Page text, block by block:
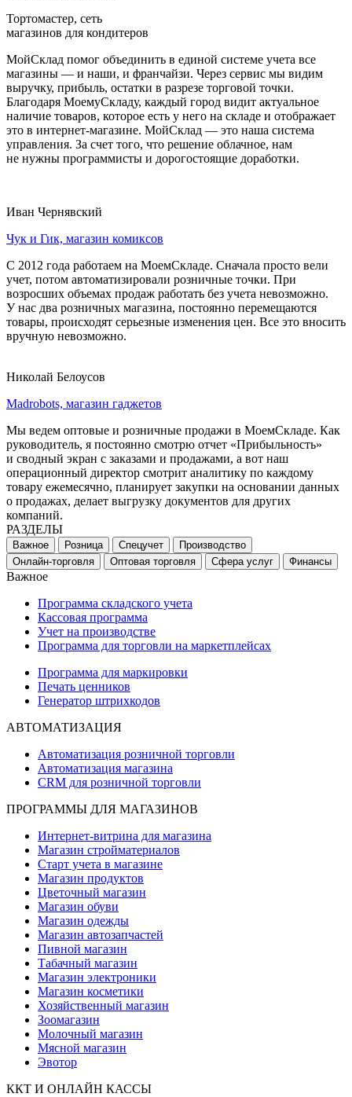
Тортомастер, сеть
магазинов для кондитеров
МойСклад помог объединить в единой системе учета все
магазины — и наши, и франчайзи. Через сервис мы видим
выручку, прибыль, остатки в разрезе торговой точки.
Благодаря МоемуСкладу, каждый город видит актуальное
наличие товаров, которое есть у него на складе и отображает
это в интернет-магазине. МойСклад — это наша система
управления. За счет того, что решение облачное, нам
не нужны программисты и дорогостоящие доработки.
Иван Чернявский
Чук и Гик, магазин комиксов
С 2012 года работаем на МоемСкладе. Сначала просто вели
учет, потом автоматизировали розничные точки. При
возросших объемах продаж работать без учета невозможно.
У нас два розничных магазина, постоянно перемещаются
товары, происходят серьезные изменения цен. Все это вносить
вручную невозможно.
Николай Белоусов
Madrobots, магазин гаджетов
Мы ведем оптовые и розничные продажи в МоемСкладе. Как
руководитель, я постоянно смотрю отчет «Прибыльность»
и сводный экран с заказами и продажами, а вот наш
операционный директор смотрит аналитику по каждому
товару ежемесячно, планирует закупки на основании данных
о продажах, делает выгрузку документов для других
компаний.
РАЗДЕЛЫ
Важное Розница Спецучет
Производство
Онлайн-торговля
Оптовая торговля Сфера услуг Финансы
Важное
Программа складского учета
Кассовая программа
Учет на производстве
Программа для торговли на маркетплейсах
Программа для маркировки
Печать ценников
Генератор штрихкодов
АВТОМАТИЗАЦИЯ
Автоматизация розничной торговли
Автоматизация магазина
CRM для розничной торговли
ПРОГРАММЫ ДЛЯ МАГАЗИНОВ
Интернет-витрина для магазина
Магазин стройматериалов
Старт учета в магазине
Магазин продуктов
Цветочный магазин
Магазин обуви
Магазин одежды
Магазин автозапчастей
Пивной магазин
Табачный магазин
Магазин электроники
Магазин косметики
Хозяйственный магазин
Зоомагазин
Молочный магазин
Мясной магазин
Эвотор
ККТ И ОНЛАЙН КАССЫ